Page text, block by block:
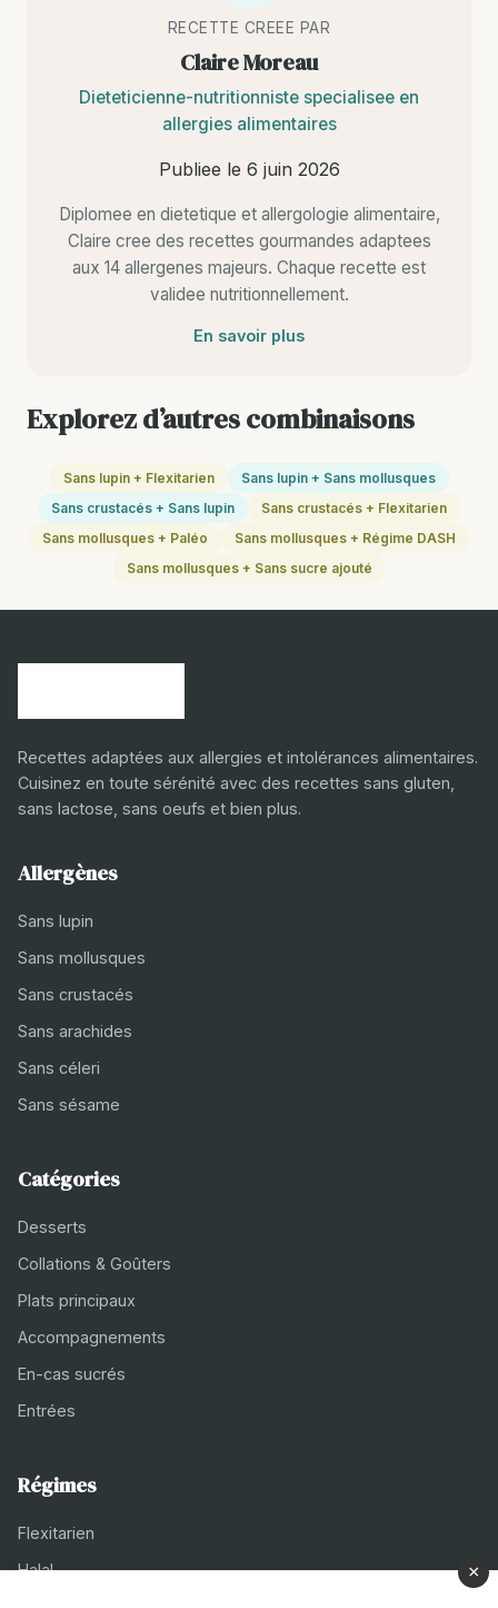
RECETTE CREEE PAR
Claire Moreau
Dieteticienne-nutritionniste specialisee en
allergies alimentaires
Publiee le 6 juin 2026
Diplomee en dietetique et allergologie alimentaire,
Claire cree des recettes gourmandes adaptees
aux 14 allergenes majeurs. Chaque recette est
validee nutritionnellement.
En savoir plus
Explorez d’autres combinaisons
Sans lupin + Flexitarien
Sans lupin + Sans mollusques
Sans crustacés + Sans lupin
Sans crustacés + Flexitarien
Sans mollusques + Paléo
Sans mollusques + Régime DASH
Sans mollusques + Sans sucre ajouté
Recettes adaptées aux allergies et intolérances alimentaires.
Cuisinez en toute sérénité avec des recettes sans gluten,
sans lactose, sans oeufs et bien plus.
Allergènes
Sans lupin
Sans mollusques
Sans crustacés
Sans arachides
Sans céleri
Sans sésame
Catégories
Desserts
Collations & Goûters
Plats principaux
Accompagnements
En-cas sucrés
Entrées
Régimes
Flexitarien
Halal
×